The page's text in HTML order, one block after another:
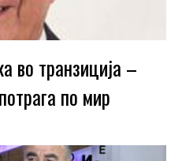
во транзиција –
по мир